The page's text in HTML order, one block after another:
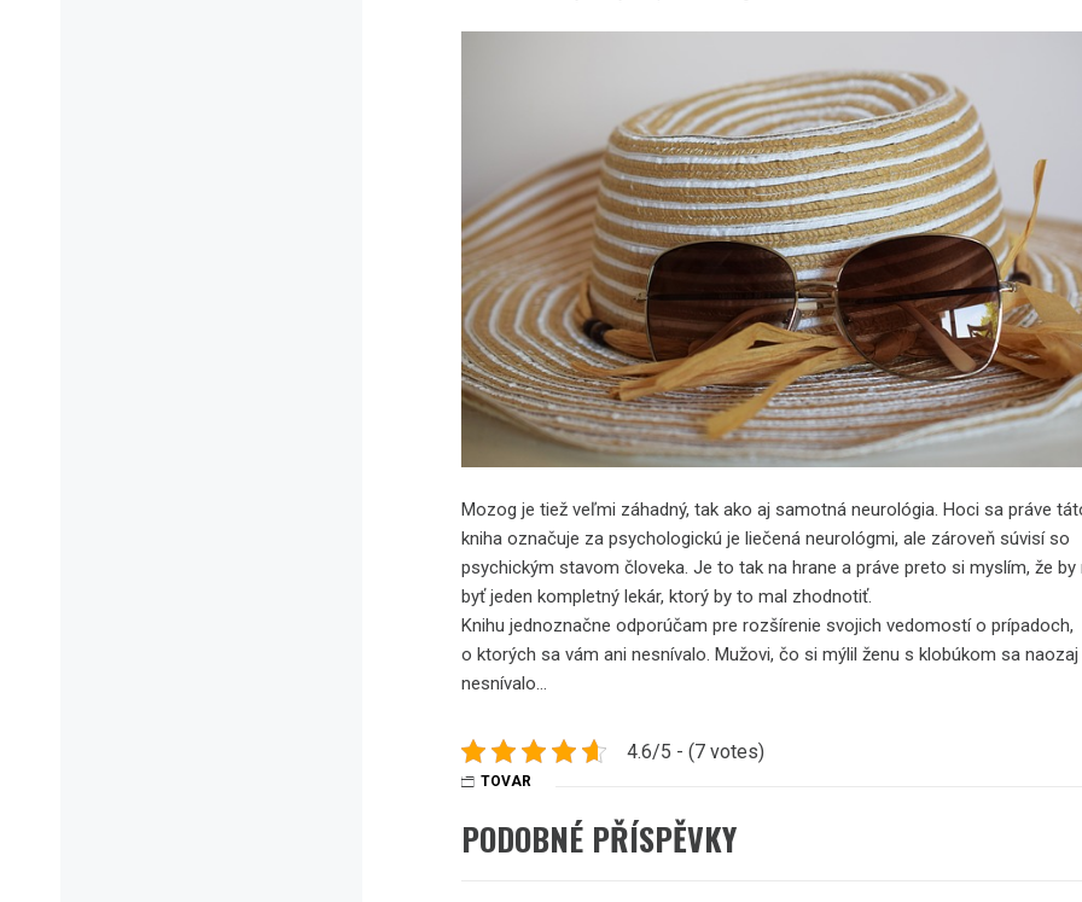
Mozog je tiež veľmi záhadný, tak ako aj samotná neurológia. Hoci sa práve
kniha označuje za psychologickú je liečená neurológmi, ale zároveň súvisí so
psychickým stavom človeka. Je to tak na hrane a práve preto si myslím, že by
byť jeden kompletný lekár, ktorý by to mal zhodnotiť.
Knihu jednoznačne odporúčam pre rozšírenie svojich vedomostí o prípadoch,
o ktorých sa vám ani nesnívalo. Mužovi, čo si mýlil ženu s klobúkom sa naozaj
nesnívalo…
4.6/5 - (7 votes)
TOVAR
PODOBNÉ PŘÍSPĚVKY